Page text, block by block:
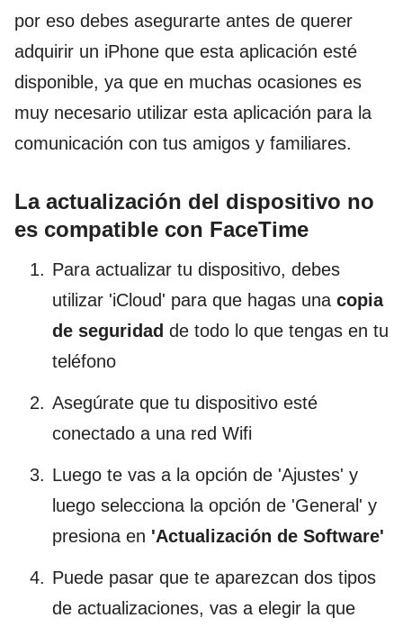
por eso debes asegurarte antes de querer
adquirir un iPhone que esta aplicación esté
disponible, ya que en muchas ocasiones es
muy necesario utilizar esta aplicación para la
comunicación con tus amigos y familiares.
La actualización del dispositivo no
es compatible con FaceTime
Para actualizar tu dispositivo, debes
utilizar 'iCloud' para que hagas una copia
de seguridad de todo lo que tengas en tu
teléfono
Asegúrate que tu dispositivo esté
conectado a una red Wifi
Luego te vas a la opción de 'Ajustes' y
luego selecciona la opción de 'General' y
presiona en 'Actualización de Software'
Puede pasar que te aparezcan dos tipos
de actualizaciones, vas a elegir la que